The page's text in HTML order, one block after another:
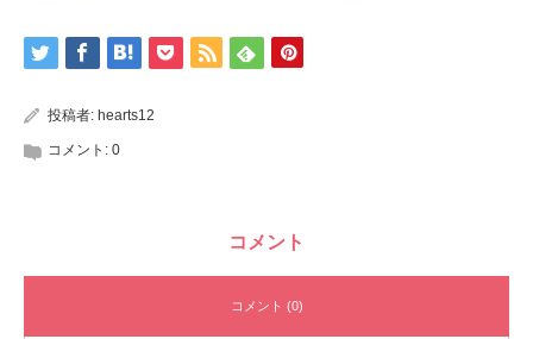
投稿者: hearts12
コメント: 0
コメント
コメント (0)